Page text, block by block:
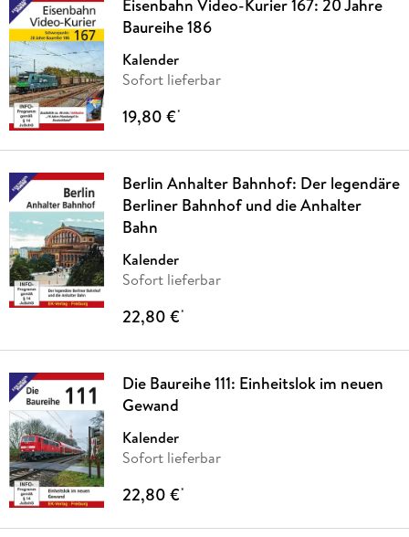
Eisenbahn Video-Kurier 167: 20 Jahre
Baureihe 186
Kalender
Sofort lieferbar
19,80 €*
Berlin Anhalter Bahnhof: Der legendäre
Berliner Bahnhof und die Anhalter
Bahn
Kalender
Sofort lieferbar
22,80 €*
Die Baureihe 111: Einheitslok im neuen
Gewand
Kalender
Sofort lieferbar
22,80 €*